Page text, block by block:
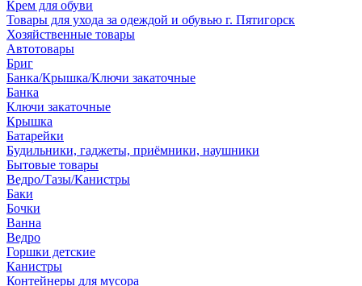
Крем для обуви
Товары для ухода за одеждой и обувью г. Пятигорск
Хозяйственные товары
Автотовары
Бриг
Банка/Крышка/Ключи закаточные
Банка
Ключи закаточные
Крышка
Батарейки
Будильники, гаджеты, приёмники, наушники
Бытовые товары
Ведро/Тазы/Канистры
Баки
Бочки
Ванна
Ведро
Горшки детские
Канистры
Контейнеры для мусора